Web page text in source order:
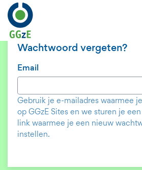
Problemen met
Wachtwoord vergeten?
Email
Gebruik je e-mailadres waarmee
op GGzE Sites en we sturen je
link waarmee je een nieuw
instellen.